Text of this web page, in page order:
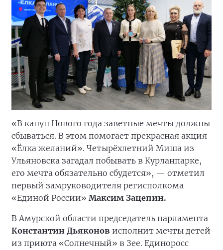
«В канун Нового года заветные мечты должны
сбываться. В этом помогает прекрасная акция
«Ёлка желаний». Четырёхлетний Миша из
Ульяновска загадал побывать в Курланпарке,
его мечта обязательно сбудется», — отметил
первый замруководителя регисполкома
«Единой России» Максим Зацепин.
В Амурской области председатель парламента
Константин Дьяконов исполнит мечты детей
из приюта «Солнечный» в Зее. Единоросс